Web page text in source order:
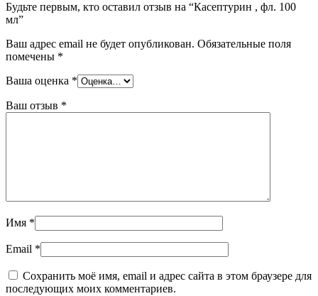
Будьте первым, кто оставил отзыв на “Касептурин , фл. 100
мл”
Ваш адрес email не будет опубликован. Обязательные поля
помечены *
Ваша оценка *
Ваш отзыв *
Имя *
Email *
Сохранить моё имя, email и адрес сайта в этом браузере для
последующих моих комментариев.